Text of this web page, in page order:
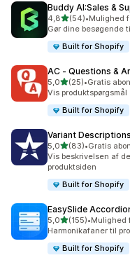
Buddy AI:Sales &
4,8ud af 5 stjerner
(54)
54 anmeldelser i alt
•Mulighed
Gør dine besøgende
Built for Shopify
AC ‑ Questions &
5,0ud af 5 stjerner
(25)
25 anmeldelser i alt
•Gratis
Vis
Built for Shopify
Variant
5,0ud af 5 stjerner
(83)
83 anmeldelser i alt
•Gratis
Vis beskrivelsen af
produktsiden
Built for Shopify
EasySlide
5,0ud af 5 stjerner
(155)
155 anmeldelser i alt
•Mulighed
Harmonikafaner til
Built for Shopify